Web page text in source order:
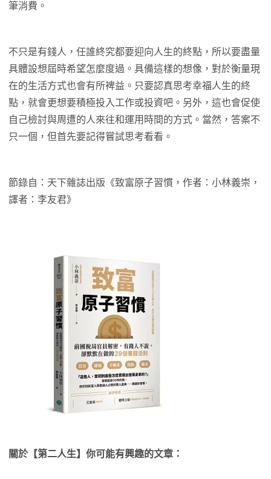
筆消費。
不只是有錢人，任誰終究都要迎向人生的終點，所以要盡量
具體設想屆時希望怎麼度過。具備這樣的想像，對於衡量現
在的生活方式也會有所裨益。只要認真思考幸福人生的終
點，就會更想要積極投入工作或投資吧。另外，這也會促使
自己檢討與周遭的人來往和運用時間的方式。當然，答案不
只一個，但首先要記得嘗試思考看看。
節錄自：天下雜誌出版《致富原子習慣，作者：小林義崇，
譯者：李友君》
關於【第二人生】你可能有興趣的文章：